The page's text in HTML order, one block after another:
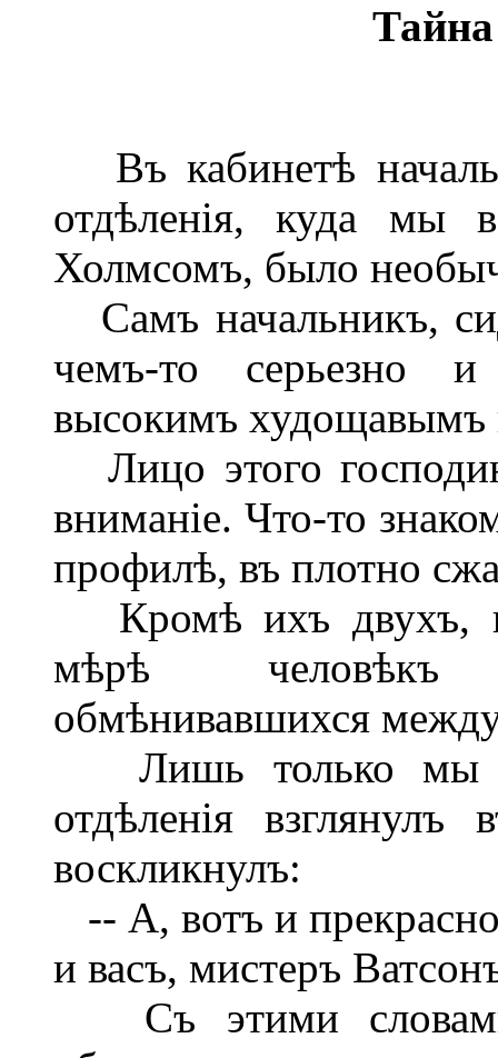
Въ кабинетѣ
отдѣленія, куда мы
Холмсомъ, было
Самъ начальникъ,
чемъ-то серьезно и
высокимъ худощавымъ
Лицо этого
вниманіе. Что-то
профилѣ, въ плотно
Кромѣ ихъ двухъ,
мѣрѣ человѣкъ
обмѣнивавшихся
Лишь только мы
отдѣленія
воскликнулъ:
-- А, вотъ и
и васъ, мистеръ
Съ этими